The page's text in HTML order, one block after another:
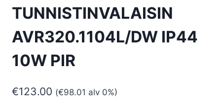
TUNNISTINVALAISIN
AVR320.1104L/DW IP44
10W PIR
€123.00 (€98.01 alv 0%)